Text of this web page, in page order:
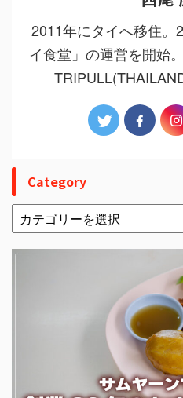
2011年にタイへ移住。
イ食堂」の運営を開始
Category